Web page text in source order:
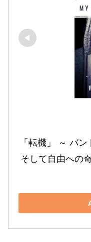
「転機」 ～ バ
そして自由への